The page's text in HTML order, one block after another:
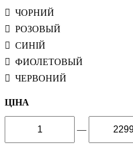
ЧОРНИЙ
РОЗОВЫЙ
СИНІЙ
ФИОЛЕТОВЫЙ
ЧЕРВОНИЙ
ЦІНА
—